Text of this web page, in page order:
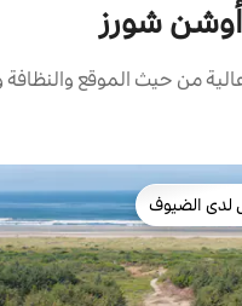
أوشن شورز
من حيث الموقع والنظافة
المفضّلة لدى الضيوف
الضيوف